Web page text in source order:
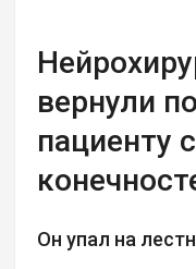
вернули
пациенту
Он упал на